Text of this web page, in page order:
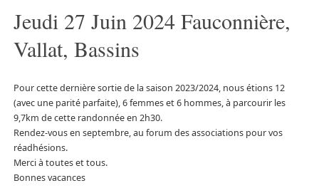
Jeudi 27 Juin 2024 Fauconnière,
Vallat, Bassins
Pour cette dernière sortie de la saison 2023/2024, nous étions 12
(avec une parité parfaite), 6 femmes et 6 hommes, à parcourir les
9,7km de cette randonnée en 2h30.
Rendez-vous en septembre, au forum des associations pour vos
réadhésions.
Merci à toutes et tous.
Bonnes vacances